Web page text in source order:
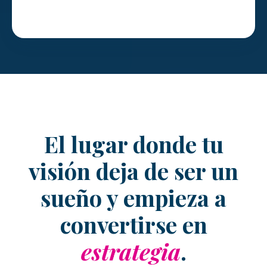
El lugar donde tu
visión deja de ser un
sueño y empieza a
convertirse en
estrategia.